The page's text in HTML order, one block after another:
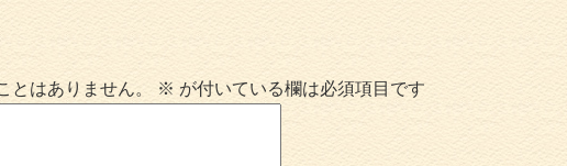
とはありません。 ※ が付いている欄は必須項目です